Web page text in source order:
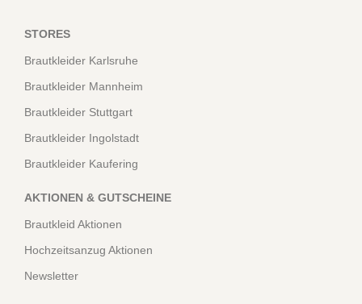
STORES
Brautkleider Karlsruhe
Brautkleider Mannheim
Brautkleider Stuttgart
Brautkleider Ingolstadt
Brautkleider Kaufering
AKTIONEN & GUTSCHEINE
Brautkleid Aktionen
Hochzeitsanzug Aktionen
Newsletter